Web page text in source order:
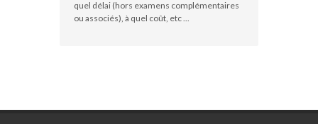
quel délai (hors examens complémentaires
ou associés), à quel coût, etc ...